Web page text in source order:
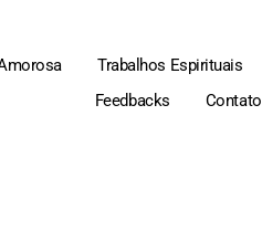
Trabalhos Espirituais
Feedbacks
Contato